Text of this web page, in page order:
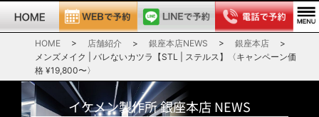
HOME > 店舗紹介 > 銀座本店NEWS > 銀座本店
>
メンズメイク | バレないカツラ【STL | ステルス】〈キャンペーン価
格 ¥19,800〜〉
イケメン製作所 銀座本店 NEWS